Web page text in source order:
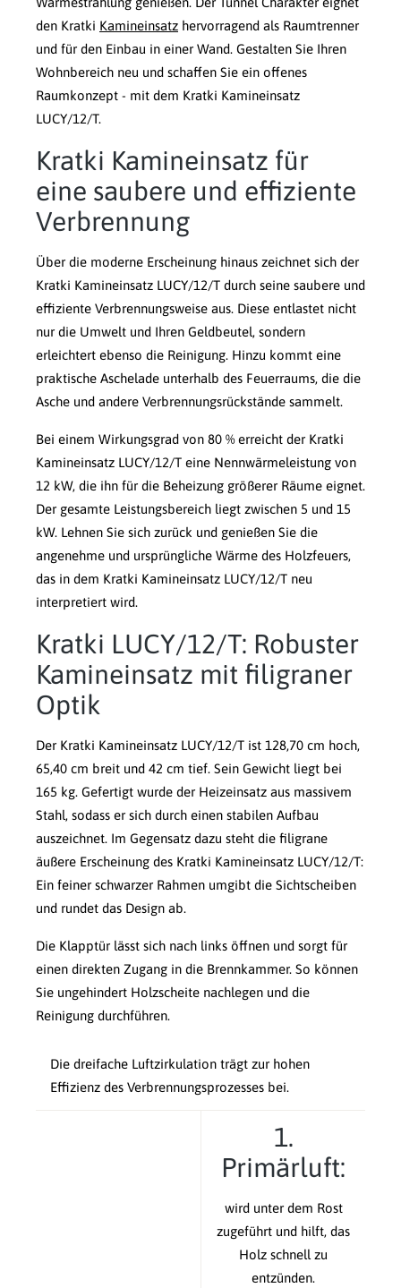
den Kratki Kamineinsatz hervorragend als Raumtrenner
und für den Einbau in einer Wand. Gestalten Sie Ihren
Wohnbereich neu und schaffen Sie ein offenes
Raumkonzept - mit dem Kratki Kamineinsatz
LUCY/12/T.
Kratki Kamineinsatz für
eine saubere und effiziente
Verbrennung
Über die moderne Erscheinung hinaus zeichnet sich der
Kratki Kamineinsatz LUCY/12/T durch seine saubere und
effiziente Verbrennungsweise aus. Diese entlastet nicht
nur die Umwelt und Ihren Geldbeutel, sondern
erleichtert ebenso die Reinigung. Hinzu kommt eine
praktische Aschelade unterhalb des Feuerraums, die die
Asche und andere Verbrennungsrückstände sammelt.
Bei einem Wirkungsgrad von 80 % erreicht der Kratki
Kamineinsatz LUCY/12/T eine Nennwärmeleistung von
12 kW, die ihn für die Beheizung größerer Räume eignet.
Der gesamte Leistungsbereich liegt zwischen 5 und 15
kW. Lehnen Sie sich zurück und genießen Sie die
angenehme und ursprüngliche Wärme des Holzfeuers,
das in dem Kratki Kamineinsatz LUCY/12/T neu
interpretiert wird.
Kratki LUCY/12/T: Robuster
Kamineinsatz mit filigraner
Optik
Der Kratki Kamineinsatz LUCY/12/T ist 128,70 cm hoch,
65,40 cm breit und 42 cm tief. Sein Gewicht liegt bei
165 kg. Gefertigt wurde der Heizeinsatz aus massivem
Stahl, sodass er sich durch einen stabilen Aufbau
auszeichnet. Im Gegensatz dazu steht die filigrane
äußere Erscheinung des Kratki Kamineinsatz LUCY/12/T:
Ein feiner schwarzer Rahmen umgibt die Sichtscheiben
und rundet das Design ab.
Die Klapptür lässt sich nach links öffnen und sorgt für
einen direkten Zugang in die Brennkammer. So können
Sie ungehindert Holzscheite nachlegen und die
Reinigung durchführen.
Die dreifache Luftzirkulation trägt zur hohen
Effizienz des Verbrennungsprozesses bei.
1.
Primärluft:
wird unter dem Rost
zugeführt und hilft, das
Holz schnell zu
entzünden.